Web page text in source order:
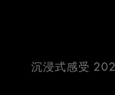
沉浸式感受